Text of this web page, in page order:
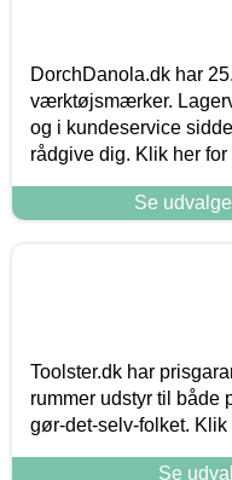
DorchDanola.dk har
værktøjsmærker.
og i kundeservice
rådgive dig. Klik her
Se
Toolster.dk har
rummer udstyr til både
gør-det-selv-folket.
Se